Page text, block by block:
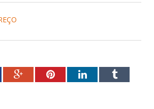
Google+PinterestLinkedInTumblr